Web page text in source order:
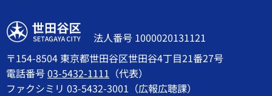
世田谷区
法人番号 1000020131121
〒154-8504 東京都世田谷区世田谷4丁目21番27号
電話番号03-5432-1111 （代表）
ファクシミリ 03-5432-3001（広報広聴課）